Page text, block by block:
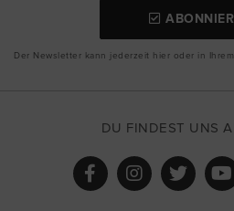
Der Newsletter kann jederzeit hier oder in
DU FINDEST UNS